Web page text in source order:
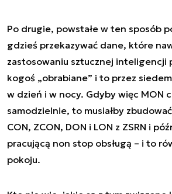
Po drugie, powstałe w ten sposób
gdzieś przekazywać dane, które
zastosowaniu sztucznej inteligencji
kogoś „obrabiane” i to przez
w dzień i w nocy. Gdyby więc MON
samodzielnie, to musiałby
CON, ZCON, DON i LON z ZSRN i
pracującą non stop obsługą – i to
pokoju.